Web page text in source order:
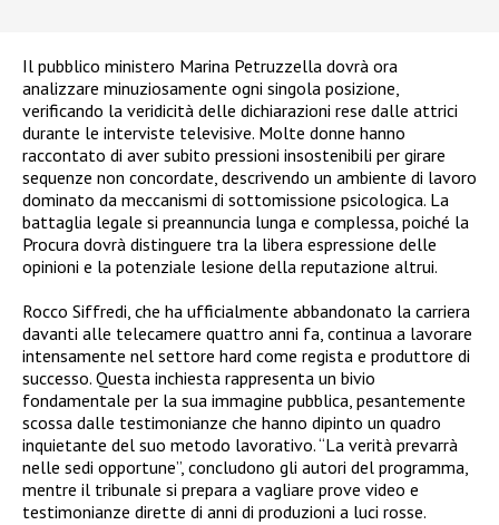
Il pubblico ministero Marina Petruzzella dovrà ora
analizzare minuziosamente ogni singola posizione,
verificando la veridicità delle dichiarazioni rese dalle attrici
durante le interviste televisive. Molte donne hanno
raccontato di aver subito pressioni insostenibili per girare
sequenze non concordate, descrivendo un ambiente di lavoro
dominato da meccanismi di sottomissione psicologica. La
battaglia legale si preannuncia lunga e complessa, poiché la
Procura dovrà distinguere tra la libera espressione delle
opinioni e la potenziale lesione della reputazione altrui.
Rocco Siffredi, che ha ufficialmente abbandonato la carriera
davanti alle telecamere quattro anni fa, continua a lavorare
intensamente nel settore hard come regista e produttore di
successo. Questa inchiesta rappresenta un bivio
fondamentale per la sua immagine pubblica, pesantemente
scossa dalle testimonianze che hanno dipinto un quadro
inquietante del suo metodo lavorativo. “La verità prevarrà
nelle sedi opportune”, concludono gli autori del programma,
mentre il tribunale si prepara a vagliare prove video e
testimonianze dirette di anni di produzioni a luci rosse.